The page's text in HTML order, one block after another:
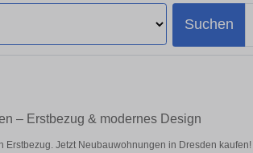
Suchen
– Erstbezug & modernes Design
Jetzt Neubauwohnungen in Dresden kaufen!